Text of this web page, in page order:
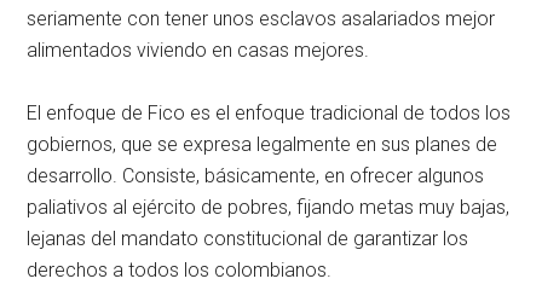
seriamente con tener unos esclavos asalariados mejor
alimentados viviendo en casas mejores.
El enfoque de Fico es el enfoque tradicional de todos los
gobiernos, que se expresa legalmente en sus planes de
desarrollo. Consiste, básicamente, en ofrecer algunos
paliativos al ejército de pobres, fijando metas muy bajas,
lejanas del mandato constitucional de garantizar los
derechos a todos los colombianos.